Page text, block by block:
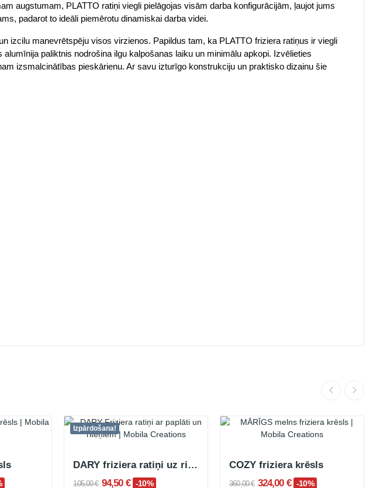
augstumam, PLATTO ratiņi viegli pielāgojas visām darba konfigurācijām, ļaujot jums
padarot to ideāli piemērotu dinamiskai darba videi.
izcilu manevrētspēju visos virzienos. Papildus tam, ka PLATTO friziera ratiņus ir viegli
paliktnis nodrošina ilgu kalpošanas laiku un minimālu apkopi. Izvēlieties
izsmalcinātības pieskārienu. Ar savu izturīgo konstrukciju un praktisko dizainu šie
Izpārdošana!
DARY friziera ratiņi uz riteņiem ar melnu paplāti
105,00 € 94,50 € -10%
COZY friziera krēsls
360,00 € 324,00 € -10%